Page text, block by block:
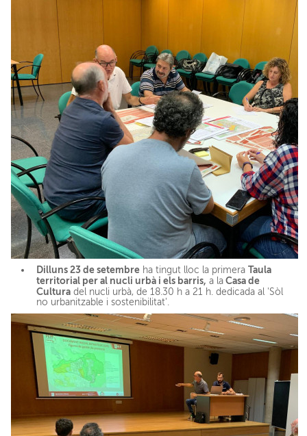
Dilluns 23 de setembre ha tingut lloc la primeraTaula
territorial per al nucli urbà i els barris, a la Casa de
Cultura del nucli urbà, de 18.30 h a 21 h. dedicada al 'Sòl
no urbanitzable i sostenibilitat'.